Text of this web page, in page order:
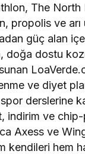
The North
propolis ve
güç alan
doğa dostu
ve diyet
derslerine
indirim ve chip-
Axess ve
kendileri hem